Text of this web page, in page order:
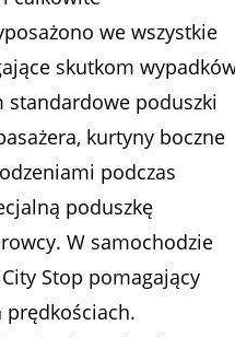
we wszystkie
skutkom
poduszki
kurtyny boczne
podczas
poduszkę
W samochodzie
Stop pomagający
prędkościach.